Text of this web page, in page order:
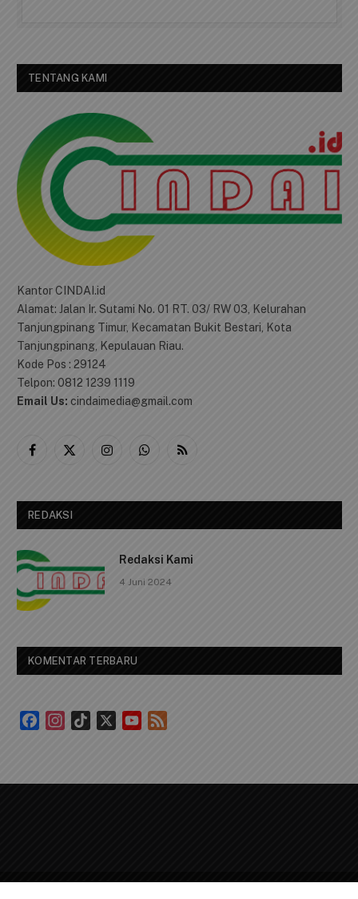
TENTANG KAMI
Kantor CINDAI.id
Alamat: Jalan Ir. Sutami No. 01 RT. 03/ RW 03, Kelurahan
Tanjungpinang Timur, Kecamatan Bukit Bestari, Kota
Tanjungpinang, Kepulauan Riau.
Kode Pos : 29124
Telpon: 0812 1239 1119
Email Us: cindaimedia@gmail.com
Facebook
X
InstagramWhatsApp
RSS
REDAKSI
Redaksi Kami
4 Juni 2024
KOMENTAR TERBARU
FacebookInstagram
TikTok
YouTube